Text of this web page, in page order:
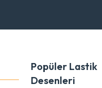
Popüler Lastik
Desenleri